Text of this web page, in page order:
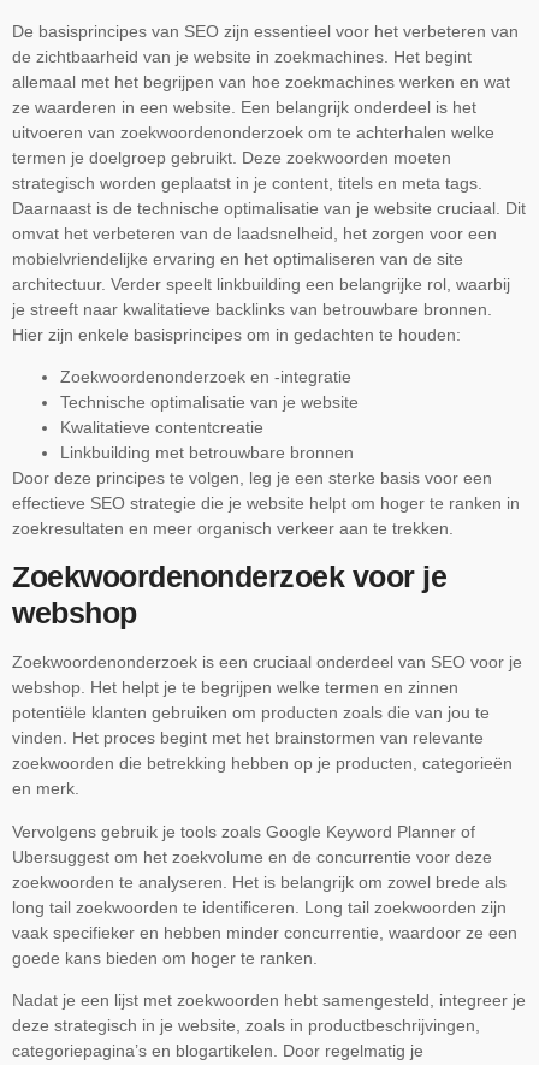
De basisprincipes van SEO zijn essentieel voor het verbeteren van
de zichtbaarheid van je website in zoekmachines. Het begint
allemaal met het begrijpen van hoe zoekmachines werken en wat
ze waarderen in een website. Een belangrijk onderdeel is het
uitvoeren van zoekwoordenonderzoek om te achterhalen welke
termen je doelgroep gebruikt. Deze zoekwoorden moeten
strategisch worden geplaatst in je content, titels en meta tags.
Daarnaast is de technische optimalisatie van je website cruciaal. Dit
omvat het verbeteren van de laadsnelheid, het zorgen voor een
mobielvriendelijke ervaring en het optimaliseren van de site
architectuur. Verder speelt linkbuilding een belangrijke rol, waarbij
je streeft naar kwalitatieve backlinks van betrouwbare bronnen.
Hier zijn enkele basisprincipes om in gedachten te houden:
Zoekwoordenonderzoek en -integratie
Technische optimalisatie van je website
Kwalitatieve contentcreatie
Linkbuilding met betrouwbare bronnen
Door deze principes te volgen, leg je een sterke basis voor een
effectieve SEO strategie die je website helpt om hoger te ranken in
zoekresultaten en meer organisch verkeer aan te trekken.
Zoekwoordenonderzoek voor je
webshop
Zoekwoordenonderzoek is een cruciaal onderdeel van SEO voor je
webshop. Het helpt je te begrijpen welke termen en zinnen
potentiële klanten gebruiken om producten zoals die van jou te
vinden. Het proces begint met het brainstormen van relevante
zoekwoorden die betrekking hebben op je producten, categorieën
en merk.
Vervolgens gebruik je tools zoals Google Keyword Planner of
Ubersuggest om het zoekvolume en de concurrentie voor deze
zoekwoorden te analyseren. Het is belangrijk om zowel brede als
long tail zoekwoorden te identificeren. Long tail zoekwoorden zijn
vaak specifieker en hebben minder concurrentie, waardoor ze een
goede kans bieden om hoger te ranken.
Nadat je een lijst met zoekwoorden hebt samengesteld, integreer je
deze strategisch in je website, zoals in productbeschrijvingen,
categoriepagina’s en blogartikelen. Door regelmatig je